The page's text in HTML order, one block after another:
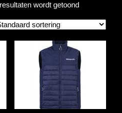
wordt getoond